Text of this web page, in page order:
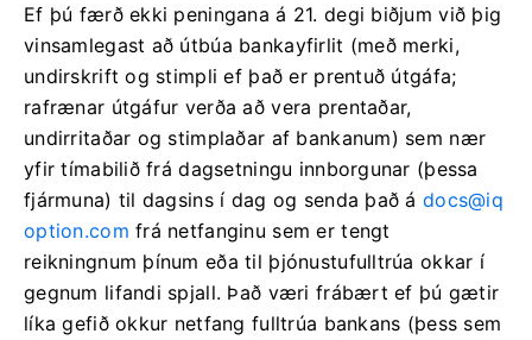
Ef þú færð ekki peningana á 21. degi biðjum við þig
vinsamlegast að útbúa bankayfirlit (með merki,
undirskrift og stimpli ef það er prentuð útgáfa;
rafrænar útgáfur verða að vera prentaðar,
undirritaðar og stimplaðar af bankanum) sem nær
yfir tímabilið frá dagsetningu innborgunar (þessa
fjármuna) til dagsins í dag og senda það ádocs@iq
option.com frá netfanginu sem er tengt
reikningnum þínum eða til þjónustufulltrúa okkar í
gegnum lifandi spjall. Það væri frábært ef þú gætir
líka gefið okkur netfang fulltrúa bankans (þess sem